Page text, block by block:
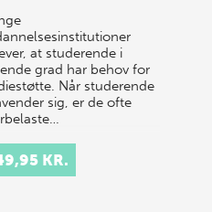
at studerende i
grad har behov for
Når studerende
sig, er de ofte
KR.